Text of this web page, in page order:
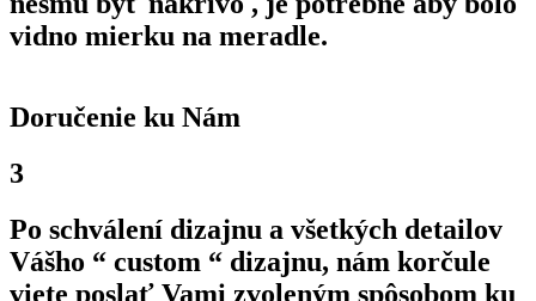
vidno mierku na meradle.
Doručenie ku Nám
3
Po schválení dizajnu a všetkých detailov
Vášho “ custom “ dizajnu, nám korčule
viete poslať Vami zvoleným spôsobom ku